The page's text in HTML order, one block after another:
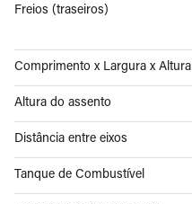
Freios (traseiros)
Comprimento x Largura x Altura
Altura do assento
Distância entre eixos
Tanque de Combustível